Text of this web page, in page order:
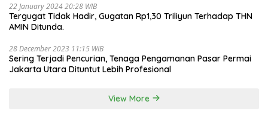
22 January 2024 20:28 WIB
Tergugat Tidak Hadir, Gugatan Rp1,30 Triliyun Terhadap THN
AMIN Ditunda.
28 December 2023 11:15 WIB
Sering Terjadi Pencurian, Tenaga Pengamanan Pasar Permai
Jakarta Utara Dituntut Lebih Profesional
View More